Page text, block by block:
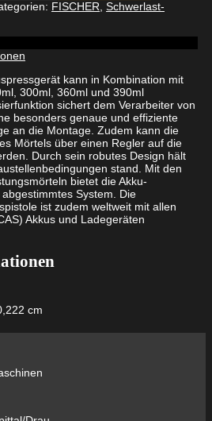
FISCHER Schwerlast-
kann in Kombination mit
300ml, 360ml und 390ml
sichert dem Verarbeiter von
besonders genaue und effiziente
an die Montage. Zudem kann die
Mörtels über einen Regler auf die
Durch sein robutes Design hält
stand. Mit den
bietet die Akku-
System. Die
ist zudem weltweit mit allen
Akkus und Ladegeräten
cm